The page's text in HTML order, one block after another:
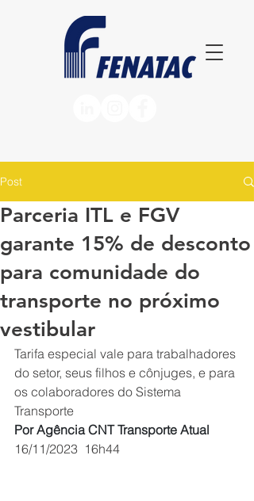
Post
Parceria ITL e FGV
garante 15% de desconto
para comunidade do
transporte no próximo
vestibular
Tarifa especial vale para trabalhadores
do setor, seus filhos e cônjuges, e para
os colaboradores do Sistema
Transporte
Por Agência CNT Transporte Atual
16/11/2023 16h44